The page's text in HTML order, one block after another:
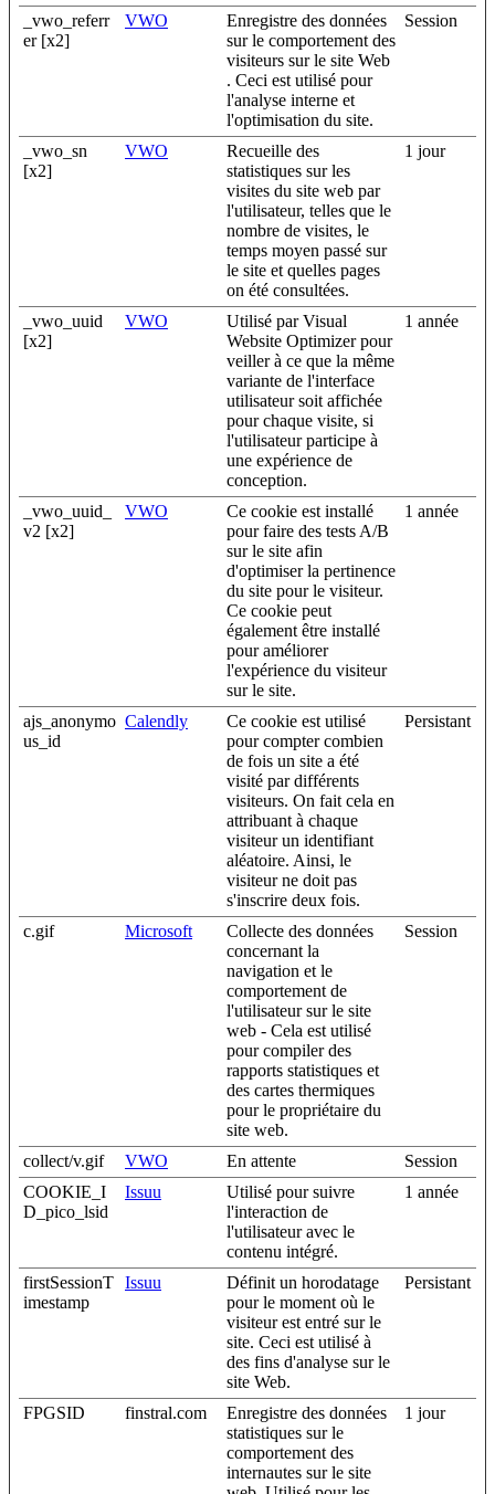
_vwo_referr
er [x2]
VWO
Enregistre des données
sur le comportement des
visiteurs sur le site Web
. Ceci est utilisé pour
l'analyse interne et
l'optimisation du site.
Session
_vwo_sn
[x2]
VWO
Recueille des
statistiques sur les
visites du site web par
l'utilisateur, telles que le
nombre de visites, le
temps moyen passé sur
le site et quelles pages
on été consultées.
1 jour
_vwo_uuid
[x2]
VWO
Utilisé par Visual
Website Optimizer pour
veiller à ce que la même
variante de l'interface
utilisateur soit affichée
pour chaque visite, si
l'utilisateur participe à
une expérience de
conception.
1 année
_vwo_uuid_
v2 [x2]
VWO
Ce cookie est installé
pour faire des tests A/B
sur le site afin
d'optimiser la pertinence
du site pour le visiteur.
Ce cookie peut
également être installé
pour améliorer
l'expérience du visiteur
sur le site.
1 année
ajs_anonymo
us_id
Calendly
Ce cookie est utilisé
pour compter combien
de fois un site a été
visité par différents
visiteurs. On fait cela en
attribuant à chaque
visiteur un identifiant
aléatoire. Ainsi, le
visiteur ne doit pas
s'inscrire deux fois.
Persistant
c.gif Microsoft
Collecte des données
concernant la
navigation et le
comportement de
l'utilisateur sur le site
web - Cela est utilisé
pour compiler des
rapports statistiques et
des cartes thermiques
pour le propriétaire du
site web.
Session
collect/v.gif VWO En attente
Session
COOKIE_I
D_pico_lsid
Issuu
Utilisé pour suivre
l'interaction de
l'utilisateur avec le
contenu intégré.
1 année
firstSessionT
imestamp
Issuu
Définit un horodatage
pour le moment où le
visiteur est entré sur le
site. Ceci est utilisé à
des fins d'analyse sur le
site Web.
Persistant
FPGSID finstral.com
Enregistre des données
statistiques sur le
comportement des
internautes sur le site
1 jour